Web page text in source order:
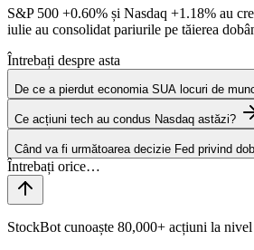
S&P 500 +0.60% și Nasdaq +1.18% au
iulie au consolidat pariurile pe tăierea
Întrebați despre asta
De ce a pierdut economia SUA locuri de
Ce acțiuni tech au condus Nasdaq astăzi?
Când va fi următoarea decizie Fed privind
StockBot cunoaște 80,000+ acțiuni la